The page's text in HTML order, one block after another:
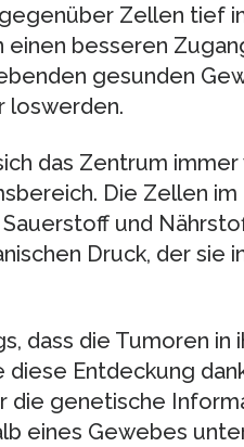
Zellen tief
besseren
gesunden
loswerden.
das Zentrum
Die Zellen im
und
Druck, der sie
dass die Tumoren in
Entdeckung
die genetische
eines Gewebes